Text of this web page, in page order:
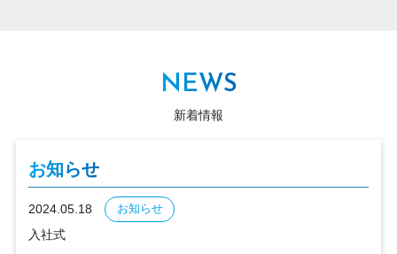
NEWS
新着情報
お知らせ
2024.05.18 お知らせ
入社式